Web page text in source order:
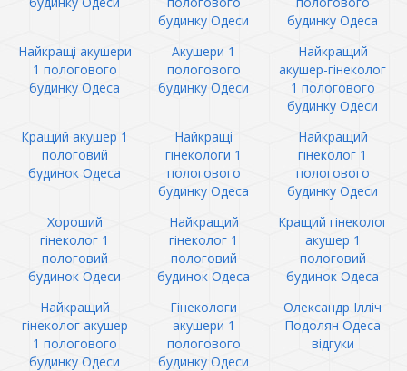
будинку Одеси
будинку Одеса
Найкращі акушери
1 пологового
будинку Одеса
Акушери 1
пологового
будинку Одеси
Найкращий
акушер-гінеколог
1 пологового
будинку Одеси
Кращий акушер 1
пологовий
будинок Одеса
Найкращі
гінекологи 1
пологового
будинку Одеса
Найкращий
гінеколог 1
пологового
будинку Одеси
Хороший
гінеколог 1
пологовий
будинок Одеси
Найкращий
гінеколог 1
пологовий
будинок Одеса
Кращий гінеколог
акушер 1
пологовий
будинок Одеса
Найкращий
гінеколог акушер
1 пологового
будинку Одеси
Гінекологи
акушери 1
пологового
будинку Одеси
Олександр Ілліч
Подолян Одеса
відгуки